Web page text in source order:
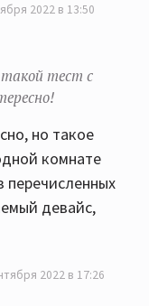
2022 в 13:50
тест с
но такое
комнате
перечисленных
девайс,
2022 в 17:26